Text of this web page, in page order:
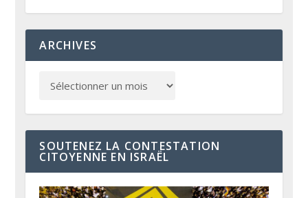
ARCHIVES
SOUTENEZ LA CONTESTATION
CITOYENNE EN ISRAËL